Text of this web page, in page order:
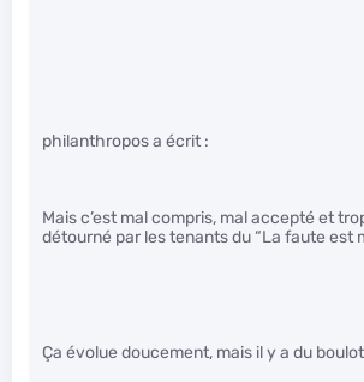
philanthropos a écrit :
Mais c’est mal compris, mal accepté et
détourné par les tenants du “La faute est
Ça évolue doucement, mais il y a du